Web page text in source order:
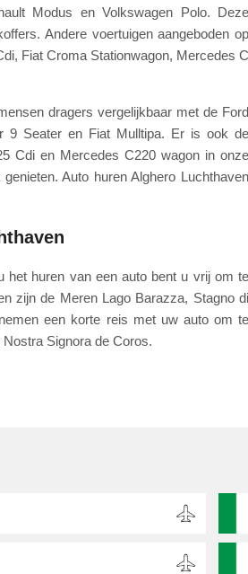
Modus en Volkswagen Polo. Deze
Andere voertuigen aangeboden op
Fiat Croma Stationwagon, Mercedes C
dragers vergelijkbaar met de Ford
9 Seater en Fiat Mulltipa. Er is ook de
Cdi en Mercedes C220 wagon in onze
Auto huren Alghero Luchthaven
het huren van een auto bent u vrij om te
zijn de Meren Lago Barazza, Stagno di
een korte reis met uw auto om te
Signora de Coros.